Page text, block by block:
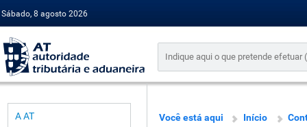
Sábado, 8 agosto 2026
A AT Você está aqui Início